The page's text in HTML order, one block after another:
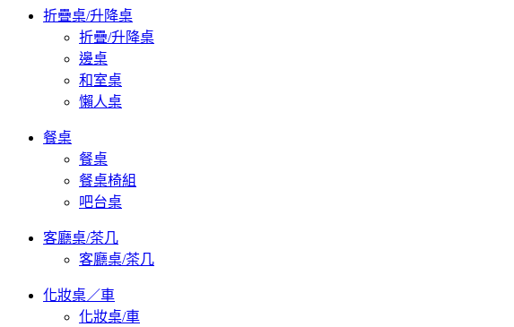
折疊桌/升降桌
折疊/升降桌
邊桌
和室桌
懶人桌
餐桌
餐桌
餐桌椅組
吧台桌
客廳桌/茶几
客廳桌/茶几
化妝桌／車
化妝桌/車